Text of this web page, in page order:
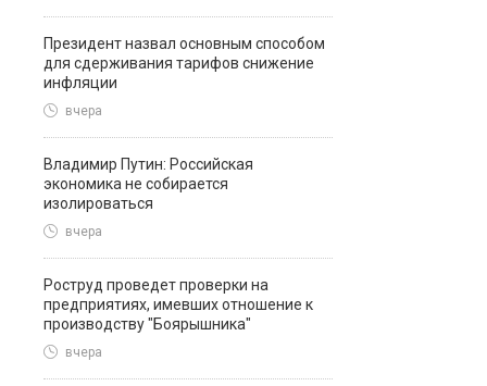
Президент назвал основным способом
для сдерживания тарифов снижение
инфляции
вчера
Владимир Путин: Российская
экономика не собирается
изолироваться
вчера
Роструд проведет проверки на
предприятиях, имевших отношение к
производству "Боярышника"
вчера